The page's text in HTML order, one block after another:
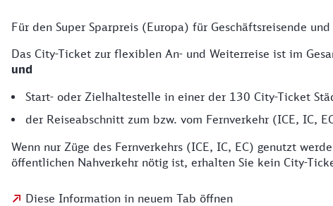
Für den Super Sparpreis (Europa) für Geschäftsreisende
Das City-Ticket zur flexiblen An- und Weiterreise ist im
und
Start- oder Zielhaltestelle in einer der 130 City-Ticket
der Reiseabschnitt zum bzw. vom Fernverkehr (ICE, IC,
Wenn nur Züge des Fernverkehrs (ICE, IC, EC) genutzt
öffentlichen Nahverkehr nötig ist, erhalten Sie kein City-
Diese Information in neuem Tab öffnen